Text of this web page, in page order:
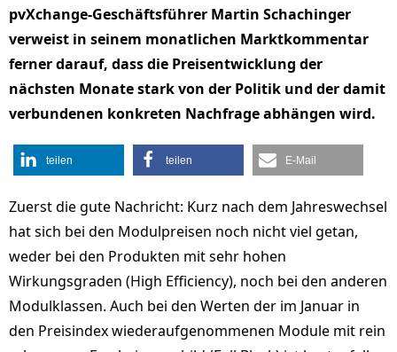
pvXchange-Geschäftsführer Martin Schachinger
verweist in seinem monatlichen Marktkommentar
ferner darauf, dass die Preisentwicklung der
nächsten Monate stark von der Politik und der damit
verbundenen konkreten Nachfrage abhängen wird.
teilen teilen E-Mail
Zuerst die gute Nachricht: Kurz nach dem Jahreswechsel
hat sich bei den Modulpreisen noch nicht viel getan,
weder bei den Produkten mit sehr hohen
Wirkungsgraden (High Efficiency), noch bei den anderen
Modulklassen. Auch bei den Werten der im Januar in
den Preisindex wiederaufgenommenen Module mit rein